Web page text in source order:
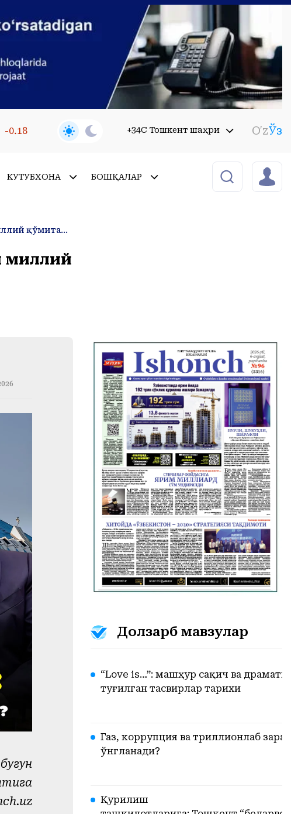
-0.18 +34C Тошкент шаҳри O'zЎз
КУТУБХОНА БОШҚАЛАР
Маданият вазирлиги ҳамда Экология ва иқлим ўзгариши миллий қўмитаси диққатига!
миллий
Долзарб мавзулар
“Love is…”: машҳур сақич ва
туғилган тасвирлар тарихи
Газ, коррупция ва триллионлаб
ўнгланади?
Қурилиш